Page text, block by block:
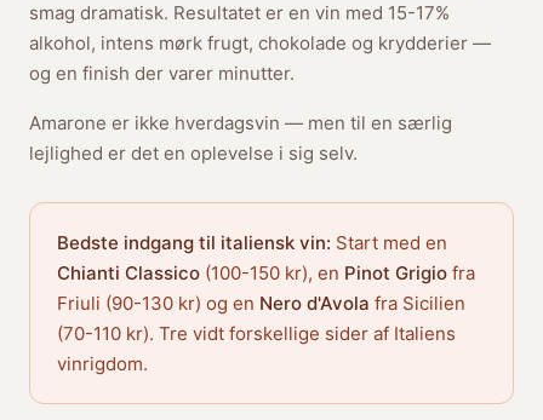
smag dramatisk. Resultatet er en vin med 15-17%
alkohol, intens mørk frugt, chokolade og krydderier —
og en finish der varer minutter.
Amarone er ikke hverdagsvin — men til en særlig
lejlighed er det en oplevelse i sig selv.
Bedste indgang til italiensk vin: Start med en
Chianti Classico (100-150 kr), en Pinot Grigio fra
Friuli (90-130 kr) og en Nero d'Avola fra Sicilien
(70-110 kr). Tre vidt forskellige sider af Italiens
vinrigdom.